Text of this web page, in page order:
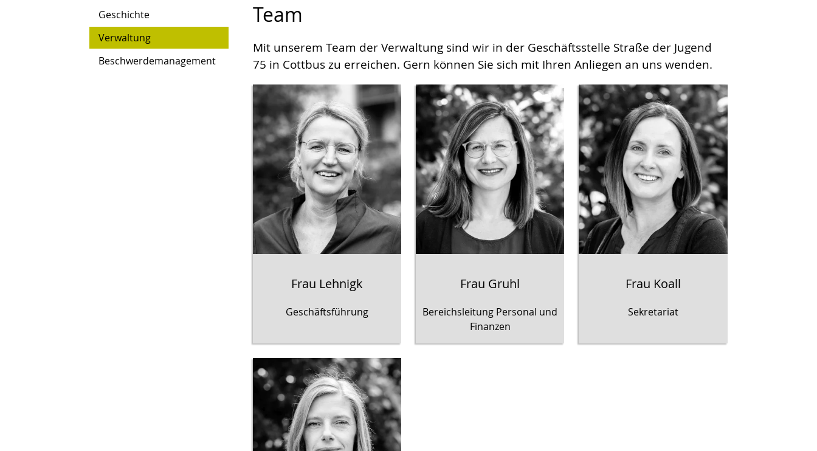
Team
Mit unserem Team der Verwaltung sind wir in der Geschäftsstelle Straße der Jugend
75 in Cottbus zu erreichen. Gern können Sie sich mit Ihren Anliegen an uns wenden.
Frau Lehnigk
Geschäftsführung
Frau Gruhl
Bereichsleitung Personal und
Finanzen
Frau Koall
Sekretariat
Geschichte
Verwaltung
Beschwerdemanagement